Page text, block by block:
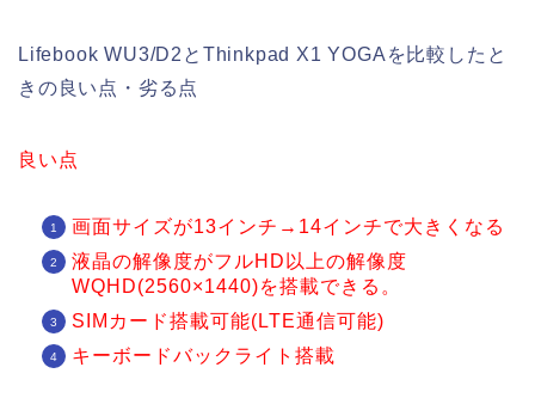
Lifebook WU3/D2とThinkpad X1 YOGAを比較したと
きの良い点・劣る点
良い点
画面サイズが13インチ→14インチで大きくなる
液晶の解像度がフルHD以上の解像度
WQHD(2560×1440)を搭載できる。
SIMカード搭載可能(LTE通信可能)
キーボードバックライト搭載